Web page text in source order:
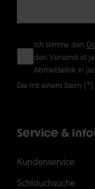
Ich stimme den
den Versand ist
Abmeldelink in
Die mit einem Stern
Service &
Kundenservice
Schlauchsuche